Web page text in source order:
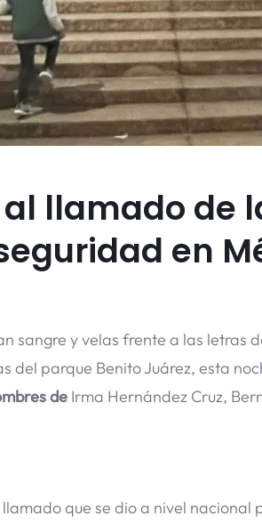
llamado de
en
sangre y velas frente a las letras
del parque Benito Juárez, esta
de Irma Hernández Cruz,
que se dio a nivel nacional